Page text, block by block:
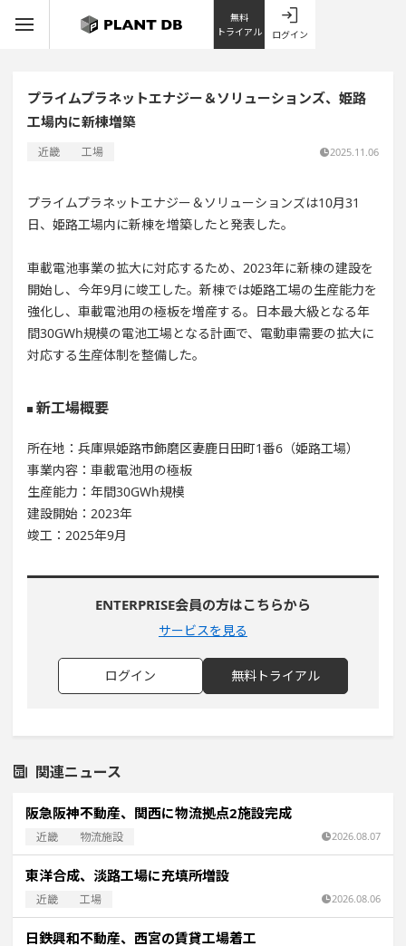
無料
トライアル
ログイン
プライムプラネットエナジー＆ソリューションズ、姫路
工場内に新棟増築
近畿 工場 2025.11.06
プライムプラネットエナジー＆ソリューションズは10月31
日、姫路工場内に新棟を増築したと発表した。
車載電池事業の拡大に対応するため、2023年に新棟の建設を
開始し、今年9月に竣工した。新棟では姫路工場の生産能力を
強化し、車載電池用の極板を増産する。日本最大級となる年
間30GWh規模の電池工場となる計画で、電動車需要の拡大に
対応する生産体制を整備した。
新工場概要
所在地：兵庫県姫路市飾磨区妻鹿日田町1番6（姫路工場）
事業内容：車載電池用の極板
生産能力：年間30GWh規模
建設開始：2023年
竣工：2025年9月
ENTERPRISE会員の方はこちらから
サービスを見る
ログイン 無料トライアル
関連ニュース
阪急阪神不動産、関西に物流拠点2施設完成
近畿 物流施設 2026.08.07
東洋合成、淡路工場に充填所増設
近畿 工場 2026.08.06
日鉄興和不動産、西宮の賃貸工場着工